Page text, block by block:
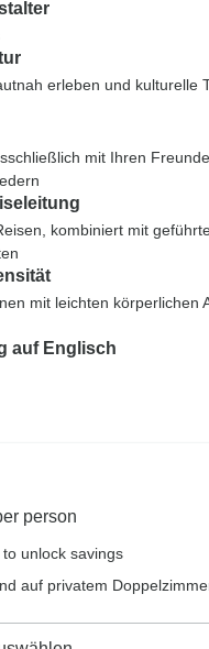
erleben und kulturelle
mit Ihren
kombiniert mit
mit leichten körperlichen
auf Englisch
person
to unlock savings
auf privatem